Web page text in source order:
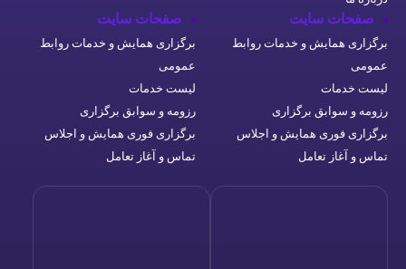
سایت
همایش و خدمات روابط
خدمات
و سوابق برگزاری
فوری همایش و اجلاس
و آغاز تعامل
صفحات سایت
برگزاری همایش و خدمات روابط
لیست خدمات
رزومه و سوابق برگزاری
برگزاری فوری همایش و اجلاس
تماس و آغاز تعامل